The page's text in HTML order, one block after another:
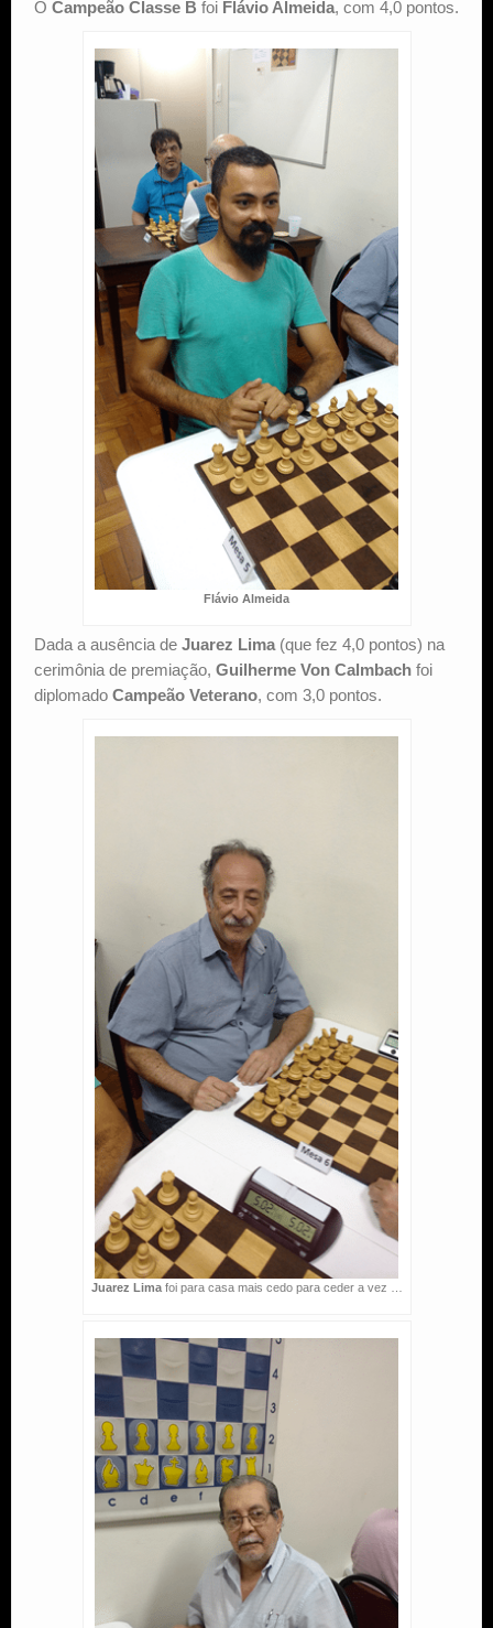
O Campeão Classe B foi Flávio Almeida, com 4,0 pontos.
Flávio Almeida
Dada a ausência de Juarez Lima (que fez 4,0 pontos) na
cerimônia de premiação, Guilherme Von Calmbach foi
diplomado Campeão Veterano, com 3,0 pontos.
Juarez Limafoi para casa mais cedo para ceder a vez …